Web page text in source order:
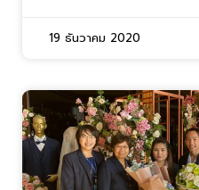
19 ธันวาคม 2020